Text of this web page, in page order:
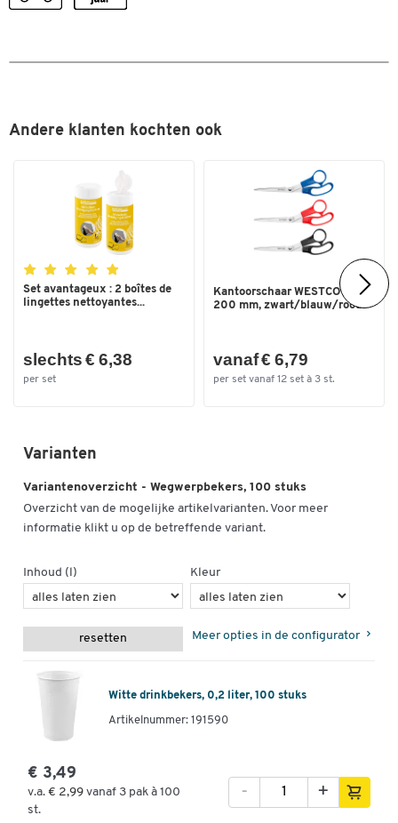
Andere klanten kochten ook
Set avantageux : 2 boîtes de
lingettes nettoyantes...
slechts € 6,38
per set
Kantoorschaar WESTCOTT®
200 mm, zwart/blauw/rood
vanaf € 6,79
per set vanaf 12 set à 3 st.
Varianten
Variantenoverzicht - Wegwerpbekers, 100 stuks
Overzicht van de mogelijke artikelvarianten. Voor meer
informatie klikt u op de betreffende variant.
Inhoud (l) Kleur
resetten Meer opties in de configurator
Witte drinkbekers, 0,2 liter, 100 stuks
Artikelnummer: 191590
€ 3,49
v.a. € 2,99 vanaf 3 pak à 100
st.
+
-